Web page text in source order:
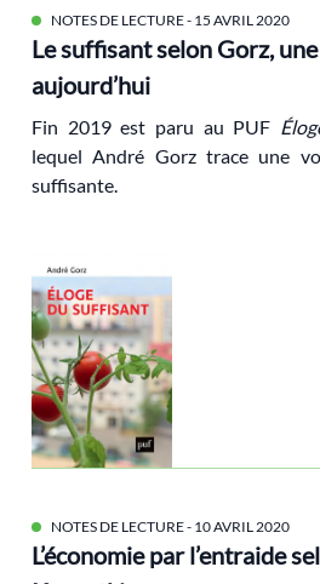
NOTES DE LECTURE- 15 AVRIL 2020
Le suffisant selon Gorz,
aujourd’hui
Fin 2019 est paru au PUF
lequel André Gorz trace une
suffisante.
NOTES DE LECTURE- 10 AVRIL 2020
L’économie par l’entraide
égaité
Elections
élections
Ellul
Energie
Ethique
Europe
Extractivisme
François Bastien
Frémeaux Philippe
Gilets jaunes
Gorz André